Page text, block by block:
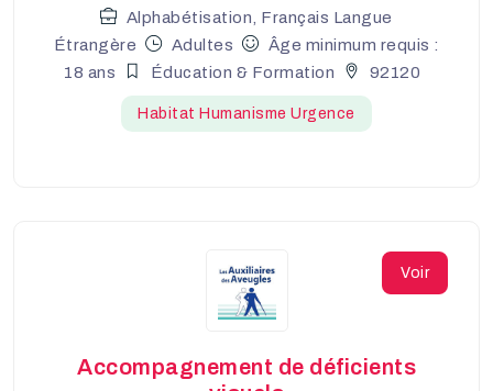
Alphabétisation, Français Langue
Étrangère
Adultes
Âge minimum requis :
18 ans
Éducation & Formation 92120
Habitat Humanisme Urgence
Voir
Accompagnement de déficients